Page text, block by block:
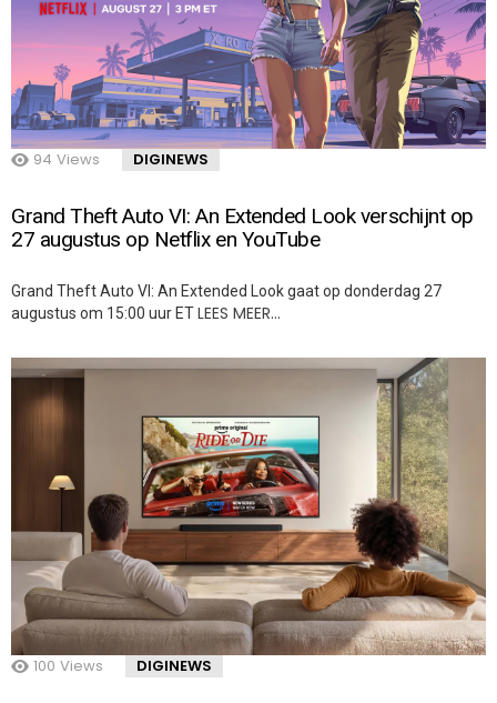
94 Views DIGINEWS
Grand Theft Auto VI: An Extended Look verschijnt op
27 augustus op Netflix en YouTube
Grand Theft Auto VI: An Extended Look gaat op donderdag 27
augustus om 15:00 uur ETLEES MEER…
100 Views DIGINEWS